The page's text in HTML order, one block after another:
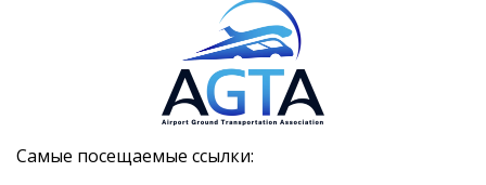
Самые посещаемые ссылки: